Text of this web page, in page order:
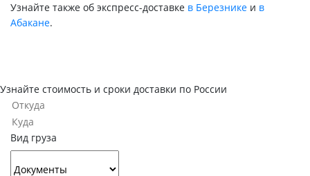
Узнайте также об экспресс-доставке в Березнике и в
Абакане.
Узнайте стоимость и сроки доставки по России
Вид груза